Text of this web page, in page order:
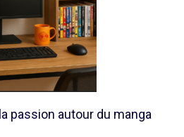
passion autour du manga